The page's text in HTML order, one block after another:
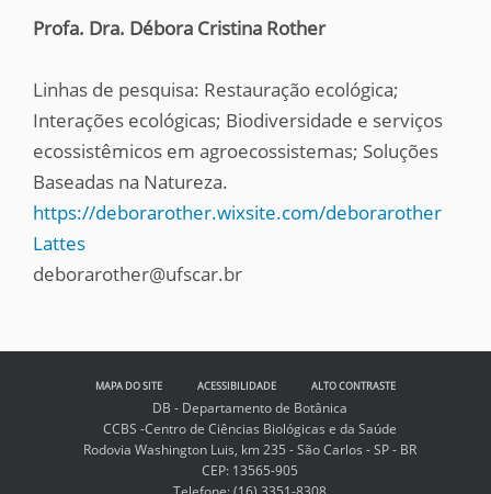
Profa. Dra. Débora Cristina Rother
Linhas de pesquisa: Restauração ecológica;
Interações ecológicas; Biodiversidade e serviços
ecossistêmicos em agroecossistemas; Soluções
Baseadas na Natureza.
https://deborarother.wixsite.com/deborarother
Lattes
deborarother@ufscar.br
MAPA DO SITE ACESSIBILIDADE ALTO CONTRASTE
DB - Departamento de Botânica
CCBS -Centro de Ciências Biológicas e da Saúde
Rodovia Washington Luis, km 235 - São Carlos - SP - BR
CEP: 13565-905